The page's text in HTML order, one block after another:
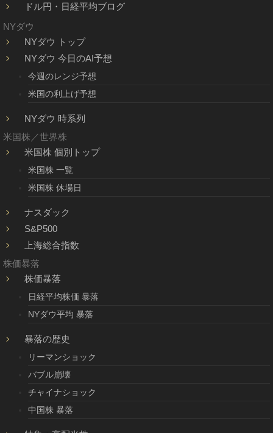
ドル円・日経平均ブログ
NYダウ
NYダウ トップ
NYダウ 今日のAI予想
今週のレンジ予想
米国の利上げ予想
NYダウ 時系列
米国株／世界株
米国株 個別トップ
米国株 一覧
米国株 休場日
ナスダック
S&P500
上海総合指数
株価暴落
株価暴落
日経平均株価 暴落
NYダウ平均 暴落
暴落の歴史
リーマンショック
バブル崩壊
チャイナショック
中国株 暴落